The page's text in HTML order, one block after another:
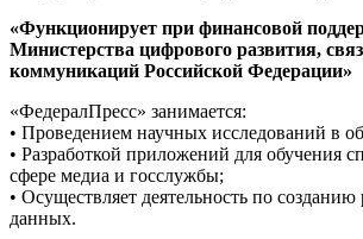
«Функционирует при финансовой
Министерства цифрового развития,
коммуникаций Российской Федерации»
«ФедералПресс» занимается:
• Проведением научных исследований в
• Разработкой приложений для обучения
сфере медиа и госслужбы;
• Осуществляет деятельность по созданию
данных.